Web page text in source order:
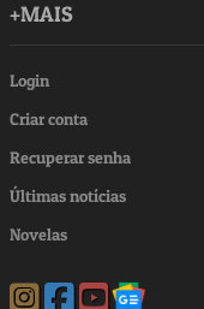
+MAIS
Login
Criar conta
Recuperar senha
Últimas notícias
Novelas